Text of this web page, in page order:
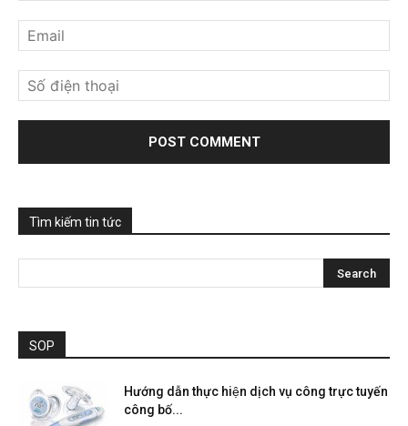
Tìm kiếm tin tức
SOP
Hướng dẫn thực hiện dịch vụ công trực tuyến
công bố...